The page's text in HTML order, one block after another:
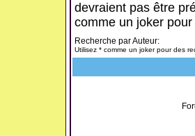
devraient pas être
comme un joker
Recherche par Auteur:
Utilisez * comme un joker pour des